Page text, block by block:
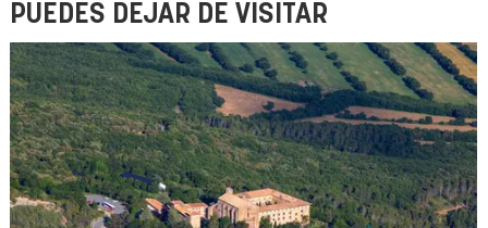
PUEDES DEJAR DE VISITAR